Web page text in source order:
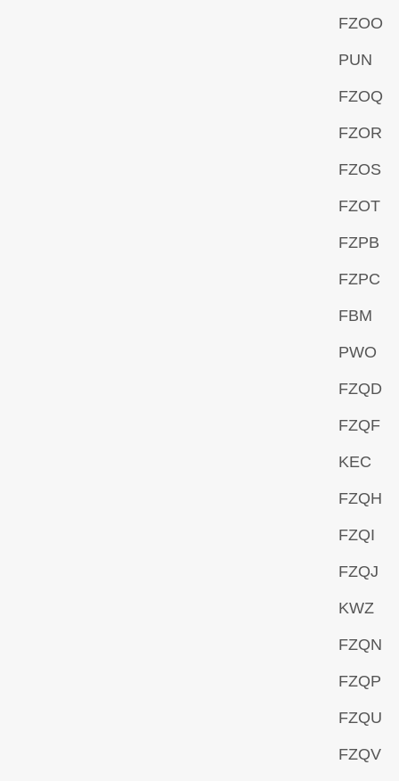
FZOO
PUN
FZOQ
FZOR
FZOS
FZOT
FZPB
FZPC
FBM
PWO
FZQD
FZQF
KEC
FZQH
FZQI
FZQJ
KWZ
FZQN
FZQP
FZQU
FZQV